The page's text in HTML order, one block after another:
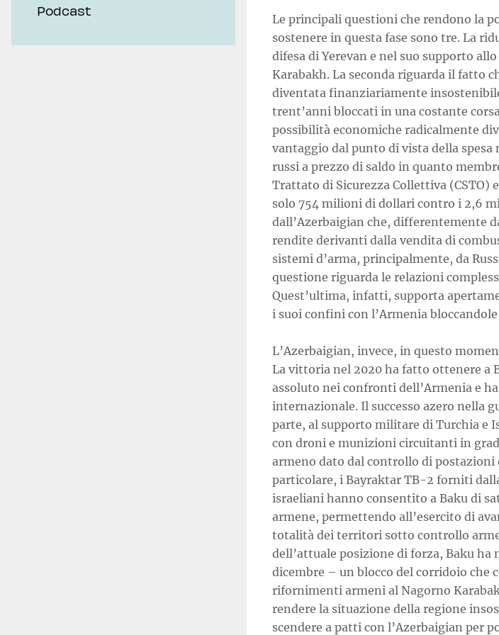
Podcast
Le principali questioni che rendono la
sostenere in questa fase sono tre. La
difesa di Yerevan e nel suo supporto
Karabakh. La seconda riguarda il fatto
diventata finanziariamente
trent’anni bloccati in una costante
possibilità economiche radicalmente
vantaggio dal punto di vista della spesa
russi a prezzo di saldo in quanto
Trattato di Sicurezza Collettiva (CSTO)
solo 754 milioni di dollari contro i 2,6
dall’Azerbaigian che, differentemente
rendite derivanti dalla vendita di
sistemi d’arma, principalmente, da
questione riguarda le relazioni
Quest’ultima, infatti, supporta
i suoi confini con l’Armenia bloccandole
L’Azerbaigian, invece, in questo
La vittoria nel 2020 ha fatto ottenere a
assoluto nei confronti dell’Armenia e
internazionale. Il successo azero nella
parte, al supporto militare di Turchia e
con droni e munizioni circuitanti in
armeno dato dal controllo di
particolare, i Bayraktar TB-2 forniti
israeliani hanno consentito a Baku di
armene, permettendo all’esercito di
totalità dei territori sotto controllo
dell’attuale posizione di forza, Baku ha
dicembre – un blocco del corridoio che
rifornimenti armeni al Nagorno
rendere la situazione della regione
scendere a patti con l’Azerbaigian per